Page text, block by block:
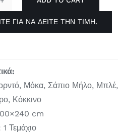
ΓΙΑ ΝΑ ΔΕΊΤΕ ΤΗΝ ΤΙΜΉ.
Μόκα, Σάπιο Μήλο, Μπλέ,
Κόκκινο
cm
Τεμάχιο